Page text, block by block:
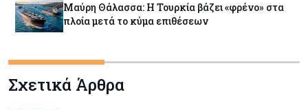
Μαύρη Θάλασσα: Η Τουρκία βάζει «φρένο» στα
πλοία μετά το κύμα επιθέσεων
Tech 09-08-2026
Τεχνητή νοημοσύνη: Αλλάζει τα δεδομένα στην
επικοινωνία – Μια επικίνδυνη «τελειότητα»
Σχετικά Άρθρα